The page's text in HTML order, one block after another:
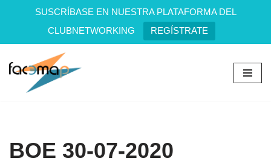
SUSCRÍBASE EN NUESTRA PLATAFORMA DEL
CLUBNETWORKING
REGÍSTRATE
Saltar
BOE 30-07-2020